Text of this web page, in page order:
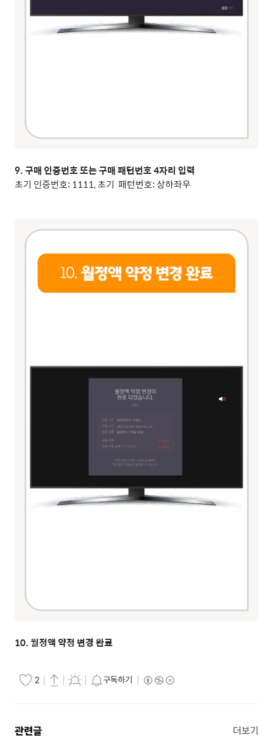
9. 구매 인증번호 또는 구매 패턴번호 4자리 입력
초기 인증번호: 1111, 초기 패턴번호: 상하좌우
10. 월정액 약정 변경 완료
2 구독하기
관련글 더보기